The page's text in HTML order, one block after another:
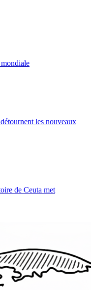
les nouveaux
de Ceuta met